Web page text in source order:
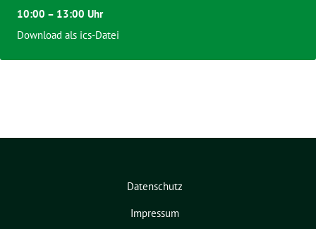
10:00 – 13:00 Uhr
Download als ics-Datei
Datenschutz
Impressum